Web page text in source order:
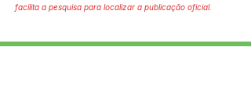
facilita a pesquisa para localizar a publicação oficial.